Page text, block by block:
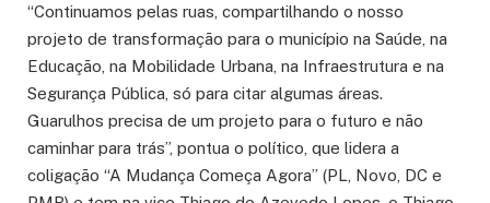
“Continuamos pelas ruas, compartilhando o nosso
projeto de transformação para o município na Saúde, na
Educação, na Mobilidade Urbana, na Infraestrutura e na
Segurança Pública, só para citar algumas áreas.
Guarulhos precisa de um projeto para o futuro e não
caminhar para trás”, pontua o político, que lidera a
coligação “A Mudança Começa Agora” (PL, Novo, DC e